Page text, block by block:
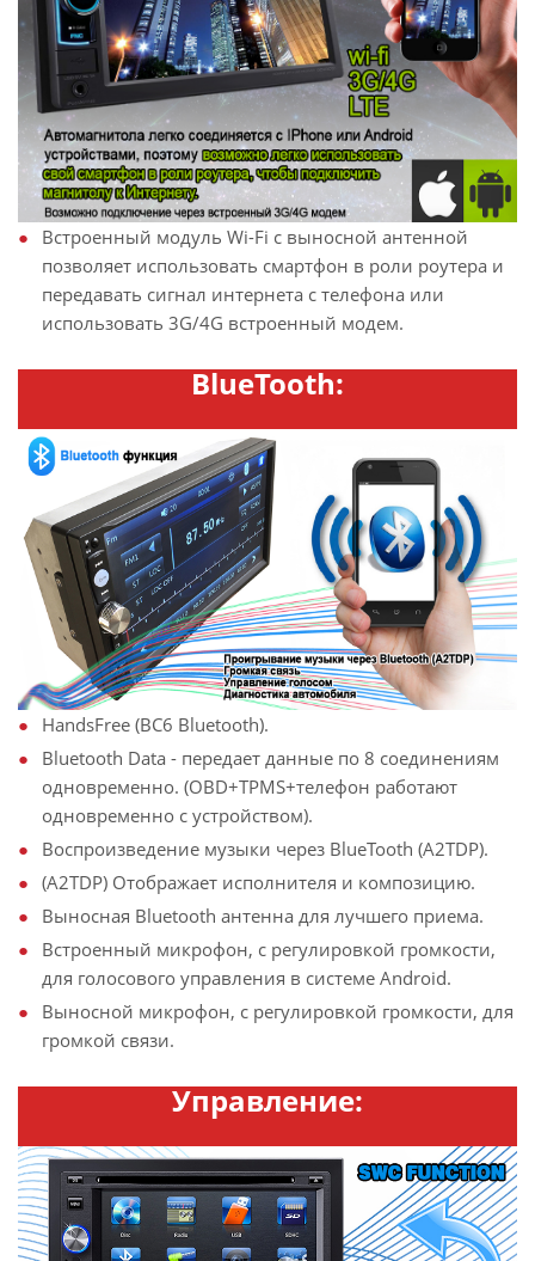
Встроенный модуль Wi-Fi с выносной антенной
позволяет использовать смартфон в роли роутера и
передавать сигнал интернета с телефона или
использовать 3G/4G встроенный модем.
BlueTooth:
HandsFree (BC6 Bluetooth).
Bluetooth Data - передает данные по 8 соединениям
одновременно. (OBD+TPMS+телефон работают
одновременно с устройством).
Воспроизведение музыки через BlueTooth (A2TDP).
(A2TDP) Отображает исполнителя и композицию.
Выносная Bluetooth антенна для лучшего приема.
Встроенный микрофон, с регулировкой громкости,
для голосового управления в системе Android.
Выносной микрофон, с регулировкой громкости, для
громкой связи.
Управление: